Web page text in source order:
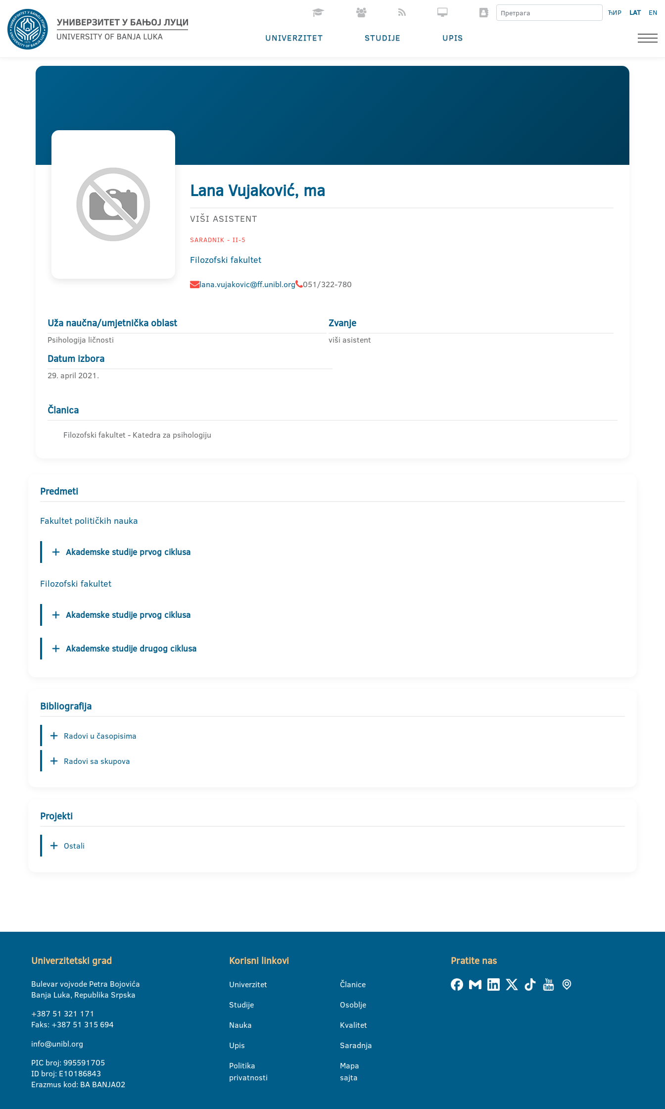
ЋИР LAT EN
UNIVERZITET STUDIJE UPIS
Lana Vujaković, ma
VIŠI ASISTENT
SARADNIK - II-5
Filozofski fakultet
lana.vujakovic@ff.unibl.org 051/322-780
Uža naučna/umjetnička oblast
Psihologija ličnosti
Zvanje
viši asistent
Datum izbora
29. april 2021.
Članica
Filozofski fakultet - Katedra za psihologiju
Predmeti
Fakultet političkih nauka
Akademske studije prvog ciklusa
Filozofski fakultet
Akademske studije prvog ciklusa
Akademske studije drugog ciklusa
Bibliografija
Radovi u časopisima
Radovi sa skupova
Projekti
Ostali
Univerzitetski grad
Bulevar vojvode Petra Bojovića
Banja Luka, Republika Srpska
+387 51 321 171
Faks: +387 51 315 694
info@unibl.org
PIC broj: 995591705
ID broj: E10186843
Erazmus kod: BA BANJA02
Korisni linkovi
Univerzitet
Studije
Nauka
Upis
Politika
privatnosti
Članice
Osoblje
Kvalitet
Saradnja
Mapa
sajta
Pratite nas